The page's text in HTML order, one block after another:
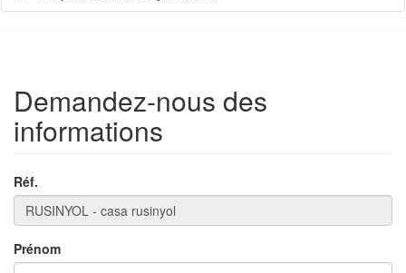
Demandez-nous des
informations
Réf.
Prénom
×